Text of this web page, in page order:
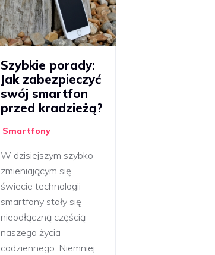
Szybkie porady:
Jak zabezpieczyć
swój smartfon
przed kradzieżą?
Smartfony
W dzisiejszym szybko
zmieniającym się
świecie technologii
smartfony stały się
nieodłączną częścią
naszego życia
codziennego. Niemniej…